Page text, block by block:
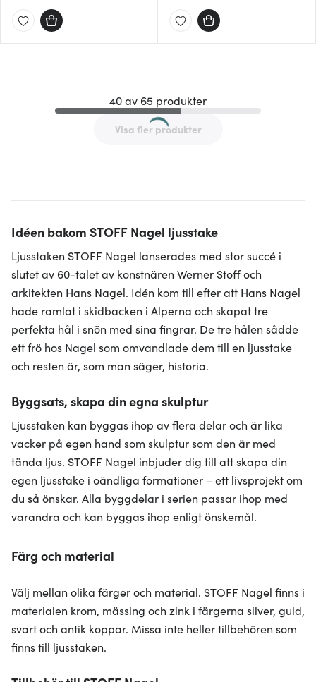
40 av 65 produkter
Visa fler produkter
Idéen bakom STOFF Nagel ljusstake
Ljusstaken STOFF Nagel lanserades med stor succé i
slutet av 60-talet av konstnären Werner Stoff och
arkitekten Hans Nagel. Idén kom till efter att Hans Nagel
hade ramlat i skidbacken i Alperna och skapat tre
perfekta hål i snön med sina fingrar. De tre hålen sådde
ett frö hos Nagel som omvandlade dem till en ljusstake
och resten är, som man säger, historia.
Byggsats, skapa din egna skulptur
Ljusstaken kan byggas ihop av flera delar och är lika
vacker på egen hand som skulptur som den är med
tända ljus. STOFF Nagel inbjuder dig till att skapa din
egen ljusstake i oändliga formationer – ett livsprojekt om
du så önskar. Alla byggdelar i serien passar ihop med
varandra och kan byggas ihop enligt önskemål.
Färg och material
Välj mellan olika färger och material. STOFF Nagel finns i
materialen krom, mässing och zink i färgerna silver, guld,
svart och antik koppar. Missa inte heller tillbehören som
finns till ljusstaken.